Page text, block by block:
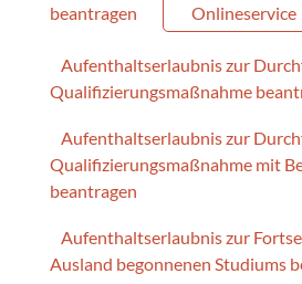
beantragen
Onlineservice
Aufenthaltserlaubnis zur
Qualifizierungsmaßnahme
Aufenthaltserlaubnis zur
Qualifizierungsmaßnahme mit
beantragen
Aufenthaltserlaubnis zur
Ausland begonnenen Studiums